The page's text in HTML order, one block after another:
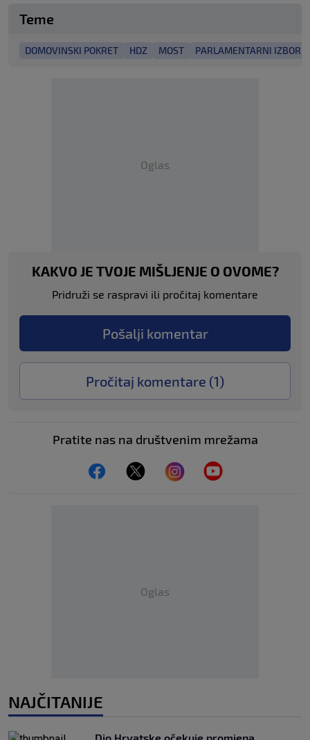
Teme
DOMOVINSKI POKRET HDZ MOST PARLAMENTARNI IZBORI
Oglas
KAKVO JE TVOJE MIŠLJENJE O OVOME?
Pridruži se raspravi ili pročitaj komentare
Pošalji komentar
Pročitaj komentare (1)
Pratite nas na društvenim mrežama
Oglas
NAJČITANIJE